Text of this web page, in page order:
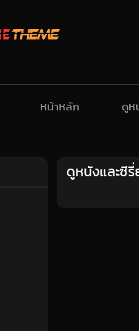
หน้าหลัก ดูห
ดูหนังและซี